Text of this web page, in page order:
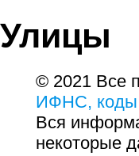
Улицы
© 2021 Все
ИФНС, коды
Вся
некоторые